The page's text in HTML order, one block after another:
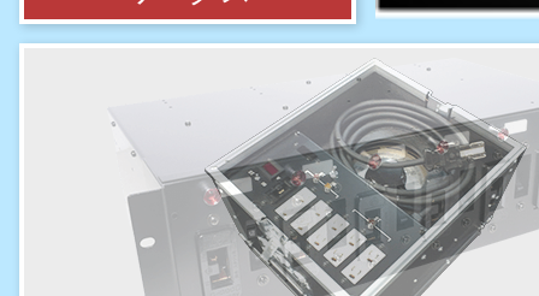
YAMAHA
VXH8W
新品
税込販売価格